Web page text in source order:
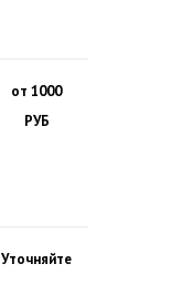
от 1000
РУБ
Уточняйте